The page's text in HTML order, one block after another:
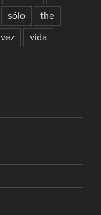
sólo the
vez vida